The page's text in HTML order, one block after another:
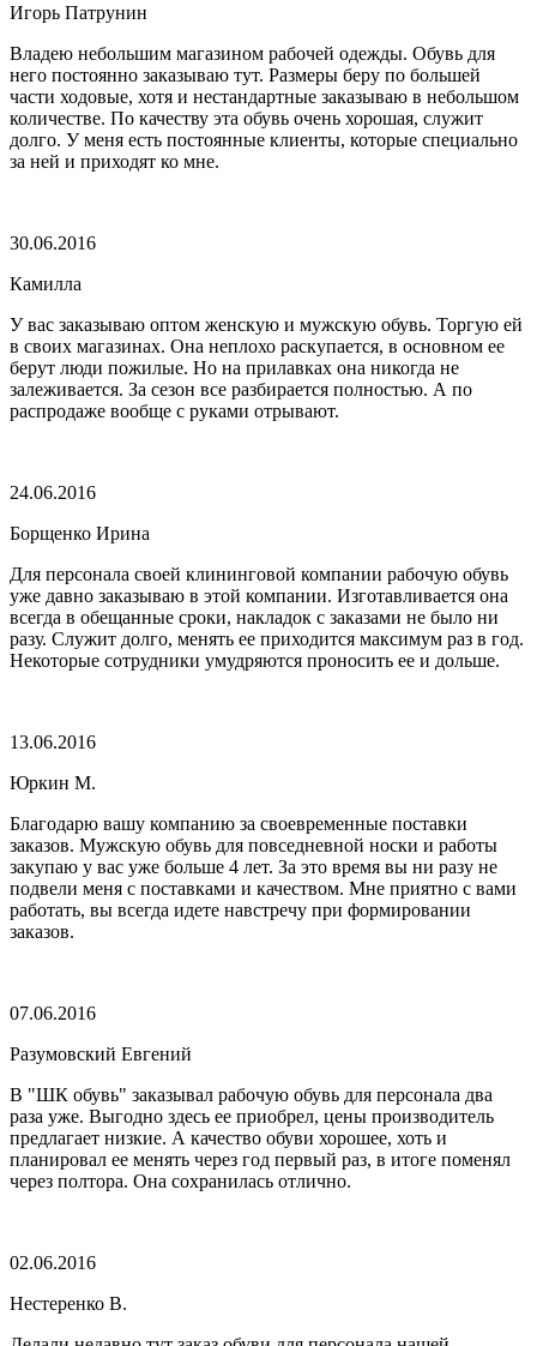
Игорь Патрунин
Владею небольшим магазином рабочей одежды. Обувь для
него постоянно заказываю тут. Размеры беру по большей
части ходовые, хотя и нестандартные заказываю в небольшом
количестве. По качеству эта обувь очень хорошая, служит
долго. У меня есть постоянные клиенты, которые специально
за ней и приходят ко мне.
30.06.2016
Камилла
У вас заказываю оптом женскую и мужскую обувь. Торгую ей
в своих магазинах. Она неплохо раскупается, в основном ее
берут люди пожилые. Но на прилавках она никогда не
залеживается. За сезон все разбирается полностью. А по
распродаже вообще с руками отрывают.
24.06.2016
Борщенко Ирина
Для персонала своей клининговой компании рабочую обувь
уже давно заказываю в этой компании. Изготавливается она
всегда в обещанные сроки, накладок с заказами не было ни
разу. Служит долго, менять ее приходится максимум раз в год.
Некоторые сотрудники умудряются проносить ее и дольше.
13.06.2016
Юркин М.
Благодарю вашу компанию за своевременные поставки
заказов. Мужскую обувь для повседневной носки и работы
закупаю у вас уже больше 4 лет. За это время вы ни разу не
подвели меня с поставками и качеством. Мне приятно с вами
работать, вы всегда идете навстречу при формировании
заказов.
07.06.2016
Разумовский Евгений
В "ШК обувь" заказывал рабочую обувь для персонала два
раза уже. Выгодно здесь ее приобрел, цены производитель
предлагает низкие. А качество обуви хорошее, хоть и
планировал ее менять через год первый раз, в итоге поменял
через полтора. Она сохранилась отлично.
02.06.2016
Нестеренко В.